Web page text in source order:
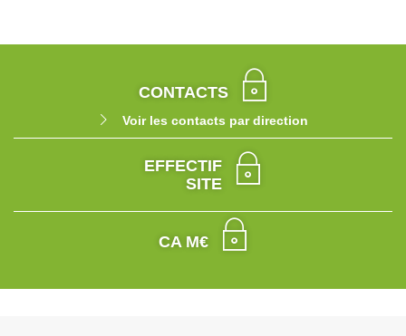
CONTACTS
Voir les contacts par direction
EFFECTIF
SITE
CA M€